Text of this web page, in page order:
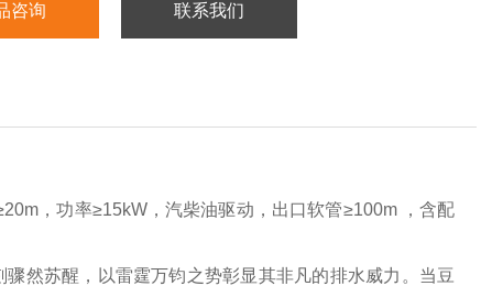
咨询 联系我们
，功率≥15kW，汽柴油驱动，出口软管≥100m ，含配
然苏醒，以雷霆万钧之势彰显其非凡的排水威力。当豆